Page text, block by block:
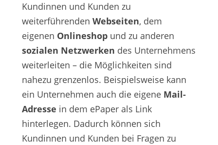
Kundinnen und Kunden zu
weiterführenden Webseiten, dem
eigenen Onlineshopund zu anderen
sozialen Netzwerken des Unternehmens
weiterleiten – die Möglichkeiten sind
nahezu grenzenlos. Beispielsweise kann
ein Unternehmen auch die eigene Mail-
Adresse in dem ePaper als Link
hinterlegen. Dadurch können sich
Kundinnen und Kunden bei Fragen zu